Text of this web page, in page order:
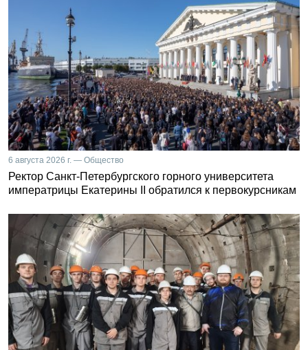
6 августа 2026 г. — Общество
Ректор Санкт-Петербургского горного университета
императрицы Екатерины II обратился к первокурсникам